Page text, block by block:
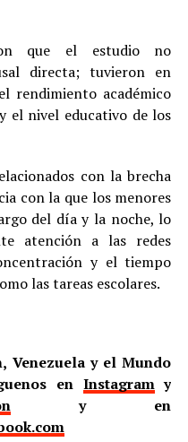
que el estudio no
directa; tuvieron en
rendimiento académico
el nivel educativo de los
con la brecha
con la que los menores
del día y la noche, lo
atención a las redes
y el tiempo
las tareas escolares.
Venezuela y el Mundo
en Instagramy
y en